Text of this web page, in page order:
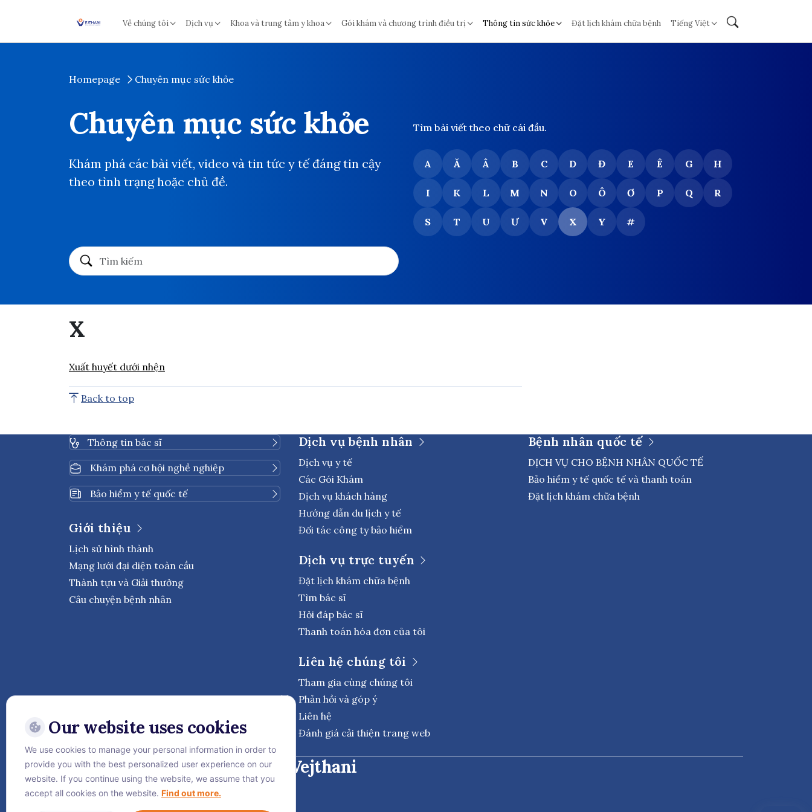
Về chúng tôi Dịch vụ Khoa và trung tâm y khoa Gói khám và chương trình điều trị Thông tin sức khỏe Đặt lịch khám chữa bệnh Tiếng Việt
Homepage Chuyên mục sức khỏe
Chuyên mục sức khỏe
Khám phá các bài viết, video và tin tức y tế đáng tin cậy
theo tình trạng hoặc chủ đề.
Tìm bài viết theo chữ cái đầu.
A Ă Â B C D Đ E Ê G H
I K L M N O Ô Ơ P Q R
S T U Ư V X Y #
x
Xuất huyết dưới nhện
Back to top
Thông tin bác sĩ
Khám phá cơ hội nghề nghiệp
Bảo hiểm y tế quốc tế
Giới thiệu
Lịch sử hình thành
Mạng lưới đại diện toàn cầu
Thành tựu và Giải thưởng
Câu chuyện bệnh nhân
Dịch vụ bệnh nhân
Dịch vụ y tế
Các Gói Khám
Dịch vụ khách hàng
Hướng dẫn du lịch y tế
Đối tác công ty bảo hiểm
Dịch vụ trực tuyến
Đặt lịch khám chữa bệnh
Tìm bác sĩ
Hỏi đáp bác sĩ
Thanh toán hóa đơn của tôi
Liên hệ chúng tôi
Tham gia cùng chúng tôi
Phản hồi và góp ý
Liên hệ
Đánh giá cải thiện trang web
Bệnh nhân quốc tế
DỊCH VỤ CHO BỆNH NHÂN QUỐC TẾ
Bảo hiểm y tế quốc tế và thanh toán
Đặt lịch khám chữa bệnh
Theo dõi Bệnh viện Quốc tế Vejthani
Our website uses cookies
We use cookies to manage your personal information in order to
provide you with the best personalized user experience on our
website. If you continue using the website, we assume that you
accept all cookies on the website. Find out more.